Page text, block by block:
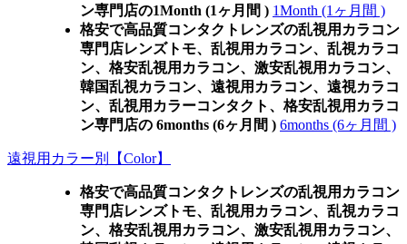
ン専門店の1Month (1ヶ月間 ) 1Month (1ヶ月間 )
格安で高品質コンタクトレンズの乱視用カラコン
専門店レンズトモ、乱視用カラコン、乱視カラコ
ン、格安乱視用カラコン、激安乱視用カラコン、
韓国乱視カラコン、遠視用カラコン、遠視カラコ
ン、乱視用カラーコンタクト、格安乱視用カラコ
ン専門店の 6months (6ヶ月間 ) 6months (6ヶ月間 )
遠視用カラー別【Color】
格安で高品質コンタクトレンズの乱視用カラコン
専門店レンズトモ、乱視用カラコン、乱視カラコ
ン、格安乱視用カラコン、激安乱視用カラコン、